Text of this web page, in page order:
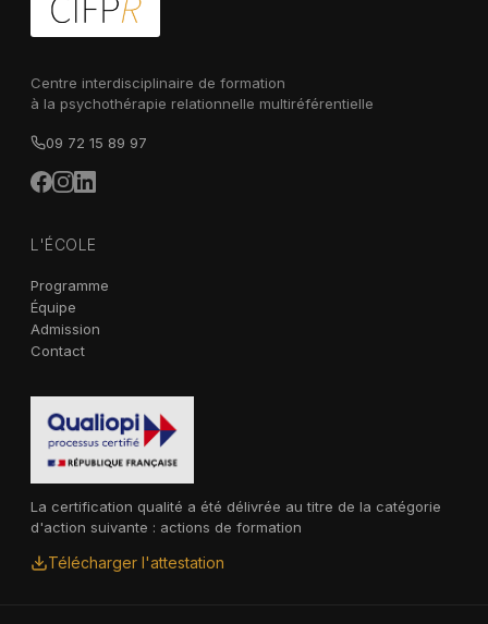
Centre interdisciplinaire de formation
à la psychothérapie relationnelle multiréférentielle
09 72 15 89 97
L'ÉCOLE
Programme
Équipe
Admission
Contact
La certification qualité a été délivrée au titre de la catégorie
d'action suivante : actions de formation
Télécharger l'attestation